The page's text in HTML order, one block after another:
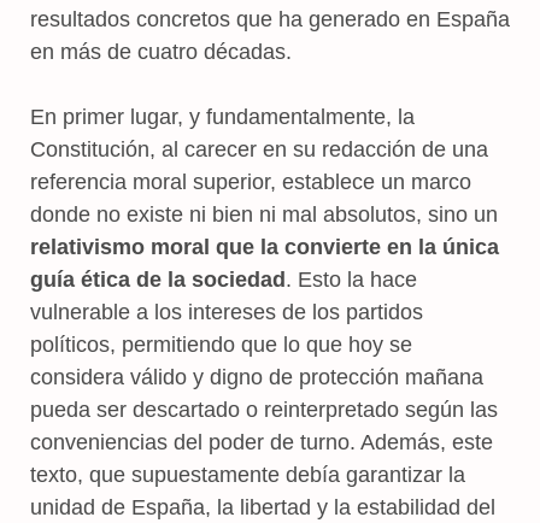
resultados concretos que ha generado en España
en más de cuatro décadas.
En primer lugar, y fundamentalmente, la
Constitución, al carecer en su redacción de una
referencia moral superior, establece un marco
donde no existe ni bien ni mal absolutos, sino un
relativismo moral que la convierte en la única
guía ética de la sociedad. Esto la hace
vulnerable a los intereses de los partidos
políticos, permitiendo que lo que hoy se
considera válido y digno de protección mañana
pueda ser descartado o reinterpretado según las
conveniencias del poder de turno. Además, este
texto, que supuestamente debía garantizar la
unidad de España, la libertad y la estabilidad del